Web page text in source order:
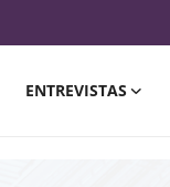
ENTREVISTAS